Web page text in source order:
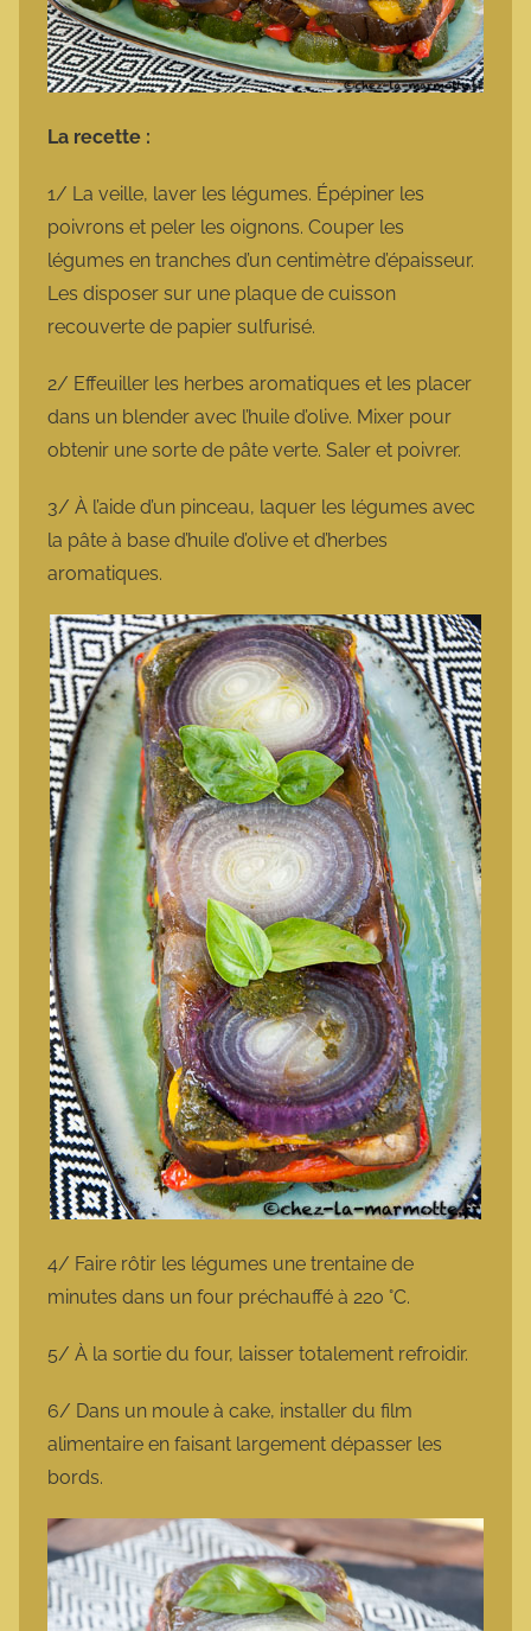
La recette :
1/ La veille, laver les légumes. Épépiner les
poivrons et peler les oignons. Couper les
légumes en tranches d’un centimètre d’épaisseur.
Les disposer sur une plaque de cuisson
recouverte de papier sulfurisé.
2/ Effeuiller les herbes aromatiques et les placer
dans un blender avec l’huile d’olive. Mixer pour
obtenir une sorte de pâte verte. Saler et poivrer.
3/ À l’aide d’un pinceau, laquer les légumes avec
la pâte à base d’huile d’olive et d’herbes
aromatiques.
4/ Faire rôtir les légumes une trentaine de
minutes dans un four préchauffé à 220 °C.
5/ À la sortie du four, laisser totalement refroidir.
6/ Dans un moule à cake, installer du film
alimentaire en faisant largement dépasser les
bords.